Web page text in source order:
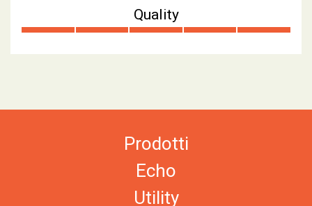
Quality
Prodotti
Echo
Utility